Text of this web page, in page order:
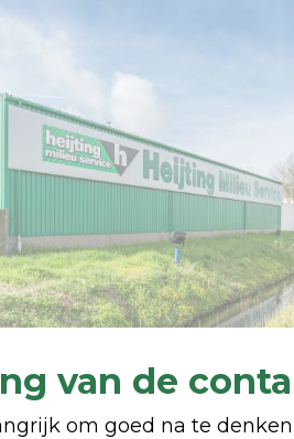
van de
om goed na te